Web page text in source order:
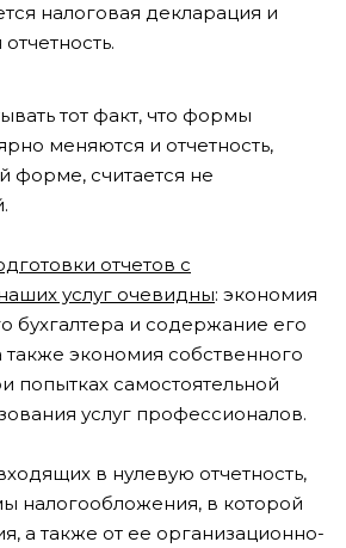
налоговая декларация и
тот факт, что формы
меняются и отчетность,
форме, считается не
отчетов с
услуг очевидны: экономия
бухгалтера и содержание его
также экономия собственного
попытках самостоятельной
услуг профессионалов.
в нулевую отчетность,
налогообложения, в которой
а также от ее организационно-